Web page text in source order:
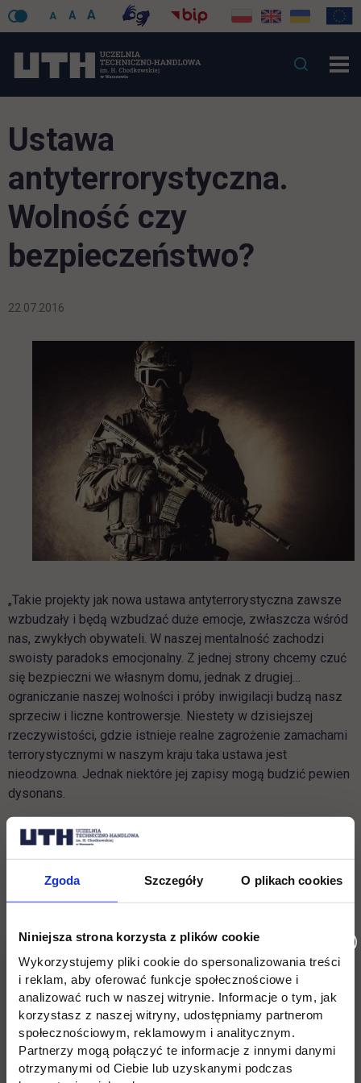
Zgoda Szczegóły O plikach cookies
Niniejsza strona korzysta z plików cookie
Wykorzystujemy pliki cookie do spersonalizowania treści
i reklam, aby oferować funkcje społecznościowe i
analizować ruch w naszej witrynie. Informacje o tym, jak
korzystasz z naszej witryny, udostępniamy partnerom
społecznościowym, reklamowym i analitycznym.
Partnerzy mogą połączyć te informacje z innymi danymi
otrzymanymi od Ciebie lub uzyskanymi podczas
A A A
Ustawa
antyterrorystyczna.
Wolność czy
bezpieczeństwo?
22.07.2016
„Takie projekty jak nowa ustawa antyterrorystyczna zawsze
wzbudzały i będą wzbudzać duże emocje, zwłaszcza wśród
nas, zwykłych obywateli. W naszej mentalność zachodzi
swoisty paradoks emocjonalny. Z jednej strony chcemy czuć
się bezpieczni we własnym domu, jednak z drugiej…
ograniczanie naszej wolności i próby inwigilacji budzą nasz
sprzeciw i liczne kontrowersje. Niestety w dzisiejszej
rzeczywistości, gdzie istnieje realne zagrożenie zamachami
terrorystycznymi w naszym kraju taka ustawa jest
nieodzowna. Jednak niektóre jej zapisy mogą budzić pewien
dysonans.
Główny niepokój budzi część zapisu definiującego
działalność terrorystyczną. Mówi on, że przestępstwem o
charakterze terrorystycznym jest czyn zagrożony karą
Dlaczego takie dysproporcje mogą budzić niepokój? Według
uznane na przykład znieważenie prezydenta RP! Ustawa
zamiast dawać silne narzędzia do walki z prawdziwym
zagrożeniem terrorystycznym, daje możliwości zwalczania
pospolitych przestępstw wewnętrznych" - pisze na
Tadeusz Jemioło, wykładowca Uczelni Techniczno-
Handlowej im. Heleny Chodkowskiej.